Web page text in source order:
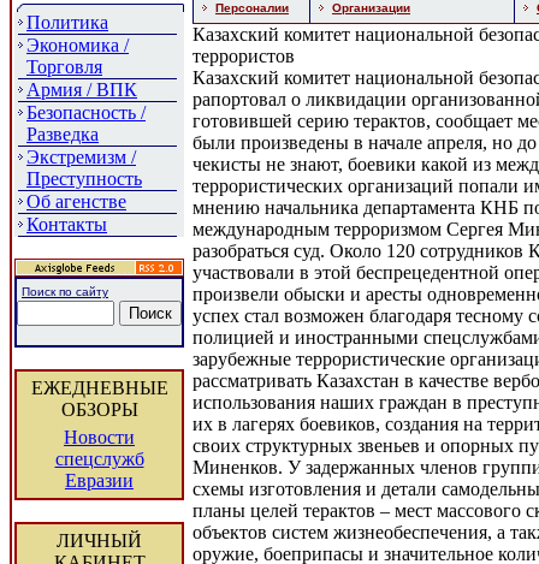
Политика
Экономика /
Торговля
Армия / ВПК
Безопасность /
Разведка
Экстремизм /
Преступность
Об агенстве
Контакты
Поиск по сайту
ЕЖЕДНЕВНЫЕ
ОБЗОРЫ
Новости
спецслужб
Евразии
ЛИЧНЫЙ
Персоналии Организации
Казахский комитет национальной
террористов
Казахский комитет национальной
рапортовал о ликвидации
готовившей серию терактов, сообщает
были произведены в начале апреля, но
чекисты не знают, боевики какой из
террористических организаций попали
мнению начальника департамента КНБ
международным терроризмом Сергея
разобраться суд. Около 120
участвовали в этой беспрецедентной
произвели обыски и аресты
успех стал возможен благодаря тесному
полицией и иностранными
зарубежные террористические
рассматривать Казахстан в качестве
использования наших граждан в
их в лагерях боевиков, создания на
своих структурных звеньев и опорных
Миненков. У задержанных членов
схемы изготовления и детали
планы целей терактов – мест массового
объектов систем жизнеобеспечения, а
оружие, боеприпасы и значительное